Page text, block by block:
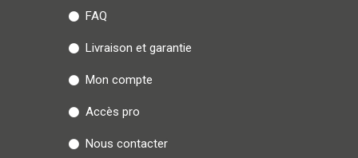
FAQ
Livraison et garantie
Mon compte
Accès pro
Nous contacter